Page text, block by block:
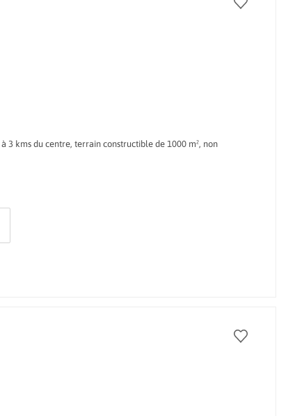
à 3 kms du centre, terrain constructible de 1000 m², non